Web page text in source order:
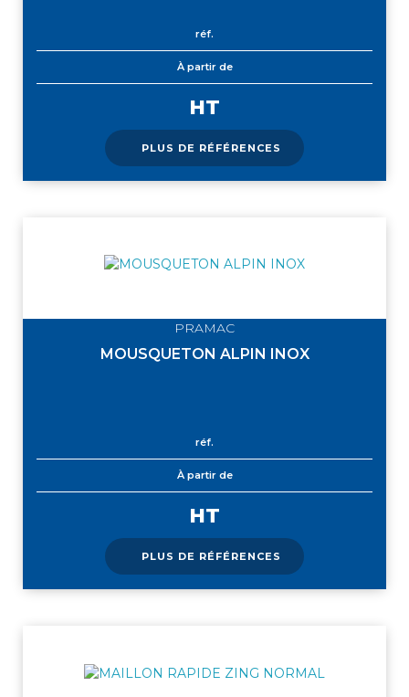
réf.
À partir de
HT
PLUS DE RÉFÉRENCES
PRAMAC
MOUSQUETON ALPIN INOX
réf.
À partir de
HT
PLUS DE RÉFÉRENCES